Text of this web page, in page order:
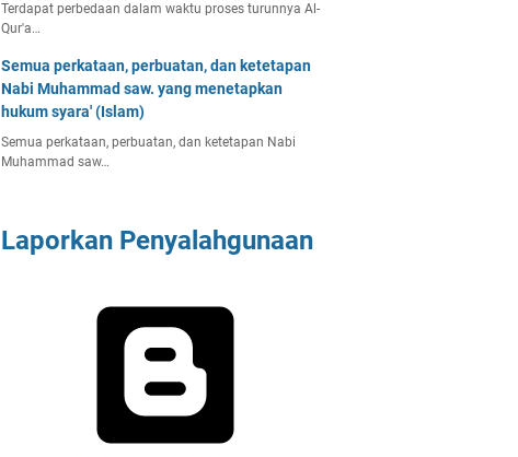
Terdapat perbedaan dalam waktu proses turunnya Al-
Qur'a…
Semua perkataan, perbuatan, dan ketetapan
Nabi Muhammad saw. yang menetapkan
hukum syara' (Islam)
Semua perkataan, perbuatan, dan ketetapan Nabi
Muhammad saw…
Laporkan Penyalahgunaan